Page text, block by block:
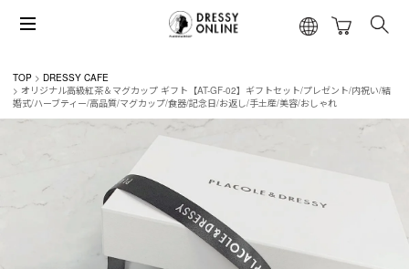
TOP
DRESSY CAFE
オリジナル高級紅茶＆マグカップ ギフト【AT-GF-02】ギフトセット/プレゼント/内祝い/結
婚式/ハーブティー/高品質/マグカップ/食器/記念日/お返し/手土産/美容/おしゃれ